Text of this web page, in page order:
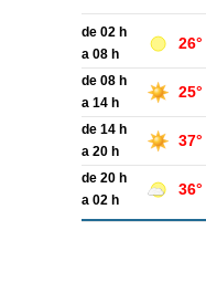
de 02 h
a 08 h
26°
de 08 h
a 14 h
25°
de 14 h
a 20 h
37°
de 20 h
a 02 h
36°